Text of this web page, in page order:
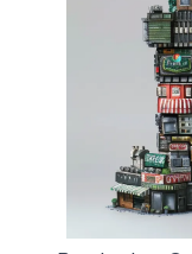
Preços